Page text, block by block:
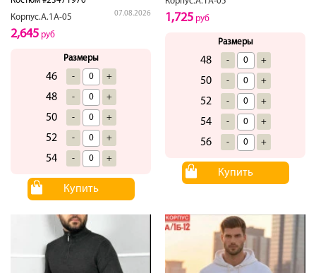
Корпус.А.1А-05
07.08.2026
2,645 руб
Размеры
46 - +
48 - +
50 - +
52 - +
54 - +
Купить
1,725 руб
Размеры
48 - +
50 - +
52 - +
54 - +
56 - +
Купить